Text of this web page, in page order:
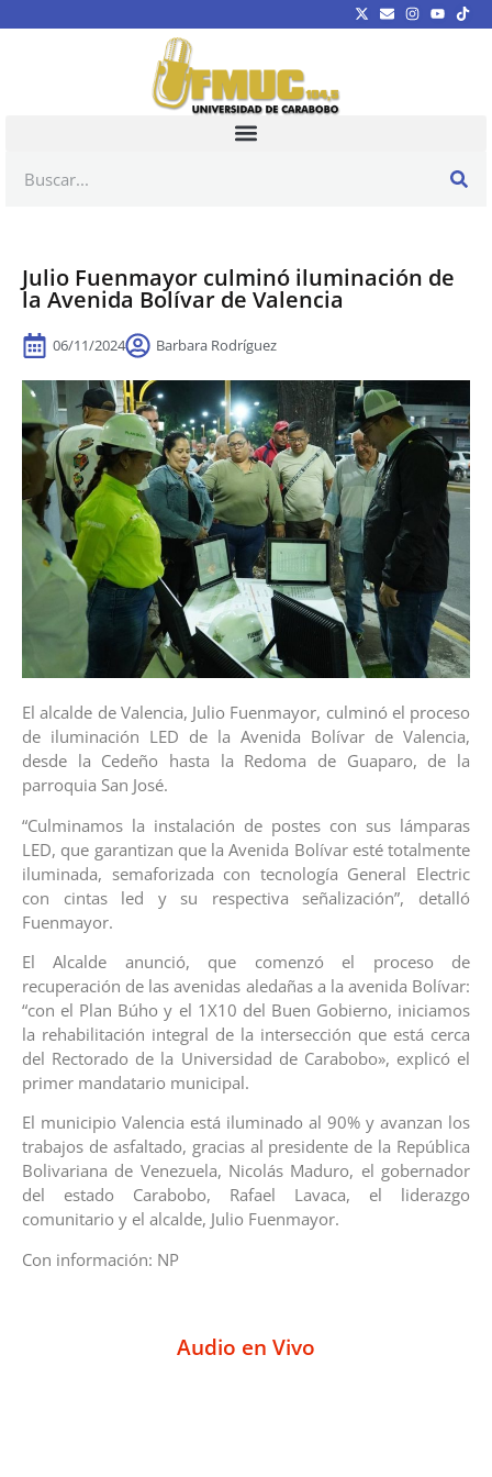
Julio Fuenmayor culminó iluminación de
la Avenida Bolívar de Valencia
06/11/2024 Barbara Rodríguez
El alcalde de Valencia, Julio Fuenmayor, culminó el proceso
de iluminación LED de la Avenida Bolívar de Valencia,
desde la Cedeño hasta la Redoma de Guaparo, de la
parroquia San José.
“Culminamos la instalación de postes con sus lámparas
LED, que garantizan que la Avenida Bolívar esté totalmente
iluminada, semaforizada con tecnología General Electric
con cintas led y su respectiva señalización”, detalló
Fuenmayor.
El Alcalde anunció, que comenzó el proceso de
recuperación de las avenidas aledañas a la avenida Bolívar:
“con el Plan Búho y el 1X10 del Buen Gobierno, iniciamos
la rehabilitación integral de la intersección que está cerca
del Rectorado de la Universidad de Carabobo», explicó el
primer mandatario municipal.
El municipio Valencia está iluminado al 90% y avanzan los
trabajos de asfaltado, gracias al presidente de la República
Bolivariana de Venezuela, Nicolás Maduro, el gobernador
del estado Carabobo, Rafael Lavaca, el liderazgo
comunitario y el alcalde, Julio Fuenmayor.
Con información: NP
Audio en Vivo